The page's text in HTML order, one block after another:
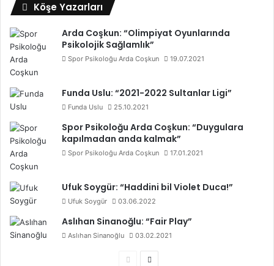
Köşe Yazarları
Arda Coşkun: “Olimpiyat Oyunlarında
Psikolojik Sağlamlık”
Spor Psikoloğu Arda Coşkun 19.07.2021
Funda Uslu: “2021-2022 Sultanlar Ligi”
Funda Uslu 25.10.2021
Spor Psikoloğu Arda Coşkun: “Duygulara
kapılmadan anda kalmak”
Spor Psikoloğu Arda Coşkun 17.01.2021
Ufuk Soygür: “Haddini bil Violet Duca!”
Ufuk Soygür 03.06.2022
Aslıhan Sinanoğlu: “Fair Play”
Aslıhan Sinanoğlu 03.02.2021